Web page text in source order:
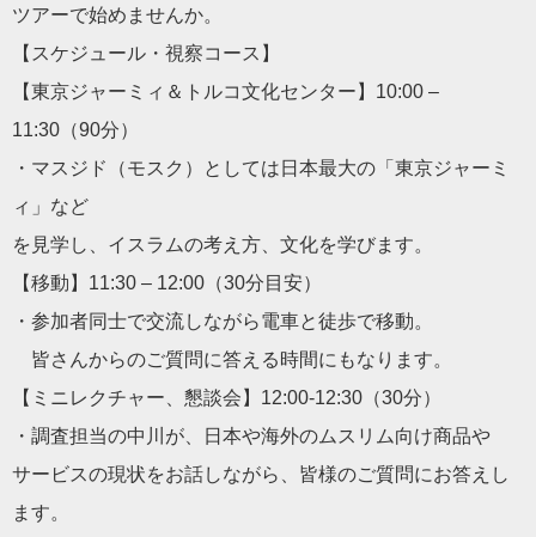
ツアーで始めませんか。
【スケジュール・視察コース】
【東京ジャーミィ＆トルコ文化センター】10:00 –
11:30（90分）
・マスジド（モスク）としては日本最大の「東京ジャーミ
ィ」など
を見学し、イスラムの考え方、文化を学びます。
【移動】11:30 – 12:00（30分目安）
・参加者同士で交流しながら電車と徒歩で移動。
皆さんからのご質問に答える時間にもなります。
【ミニレクチャー、懇談会】12:00-12:30（30分）
・調査担当の中川が、日本や海外のムスリム向け商品や
サービスの現状をお話しながら、皆様のご質問にお答えし
ます。